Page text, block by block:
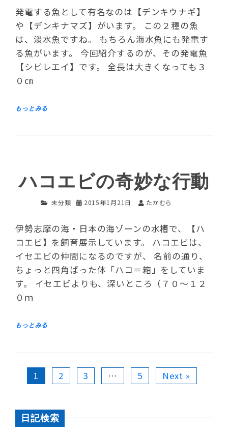
発電する魚として有名なのは【デンキウナギ】
や【デンキナマズ】がいます。 この２種の魚
は、淡水魚ですね。 もちろん海水魚にも発電す
る魚がいます。 今回紹介するのが、その発電魚
【シビレエイ】です。 全長は大きくなっても３
０㎝
ハコエビの奇妙な行動
未分類 2015年1月21日 たかむら
伊勢志摩の海・日本の海ゾーンの水槽で、【ハ
コエビ】を飼育展示しています。 ハコエビは、
イセエビの仲間になるのですが、 名前の通り、
ちょっと四角ばった体「ハコ＝箱」をしていま
す。 イセエビよりも、深いところ（７０～１２
０ｍ
1 2 3 … 5 Next »
日記検索